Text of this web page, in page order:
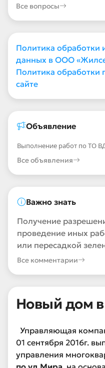
Все вопросы
Политика обработки
данных в ООО
Политика обработки
сайте
Объявление
Выполнение работ по ТО
Все объявления
Важно знать
Получение
проведение иных
или пересадкой
Все комментарии
Новый дом
Управляющая
01 сентября 2016г.
управления